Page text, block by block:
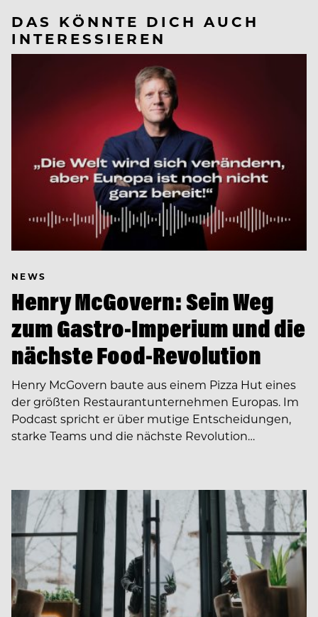
DAS KÖNNTE DICH AUCH
INTERESSIEREN
NEWS
Henry McGovern: Sein Weg
zum Gastro-Imperium und die
nächste Food-Revolution
Henry McGovern baute aus einem Pizza Hut eines
der größten Restaurantunternehmen Europas. Im
Podcast spricht er über mutige Entscheidungen,
starke Teams und die nächste Revolution…